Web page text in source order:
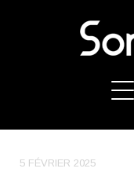
5 FÉVRIER 2025